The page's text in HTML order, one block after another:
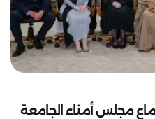
مجلس أمناء الجامعة